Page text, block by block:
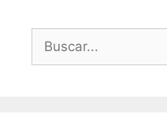
Buscar: